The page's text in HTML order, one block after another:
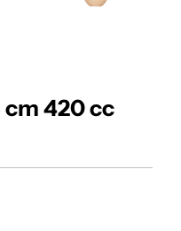
cm 420 cc